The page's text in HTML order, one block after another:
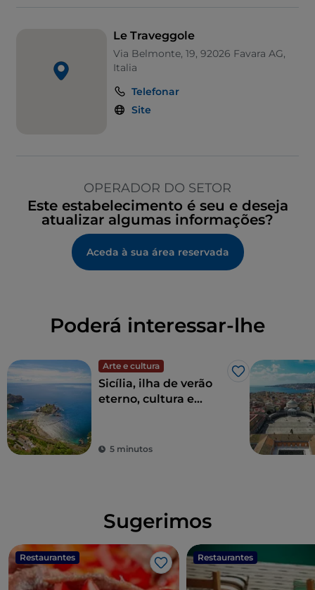
Le Traveggole
Via Belmonte, 19, 92026 Favara AG,
Italia
Telefonar
Site
OPERADOR DO SETOR
Este estabelecimento é seu e deseja
atualizar algumas informações?
Aceda à sua área reservada
Poderá interessar-lhe
Arte e cultura
Gosto
Sicília, ilha de verão
eterno, cultura e
5 minutos
Sugerimos
Restaurantes
Gosto
Restaurantes